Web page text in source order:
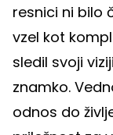
resnici ni bilo
vzel kot
sledil svoji
znamko.
odnos do